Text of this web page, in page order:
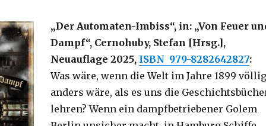
„Der Automaten-Imbiss“, in: „Von Feuer
Dampf“, Cernohuby, Stefan [Hrsg.],
Neuauflage 2025, ISBN 979-8282642827:
Was wäre, wenn die Welt im Jahre 1899 völlig
anders wäre, als es uns die
lehren? Wenn ein dampfbetriebener Golem